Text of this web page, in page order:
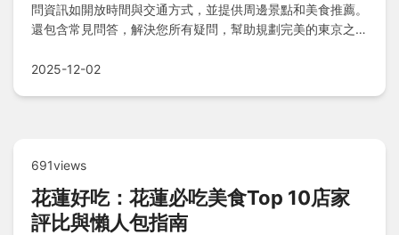
問資訊如開放時間與交通方式，並提供周邊景點和美食推薦。
還包含常見問答，解決您所有疑問，幫助規劃完美的東京之
3000字，確保實用性與真實性。
2025-12-02
691views
花蓮好吃：花蓮必吃美食Top 10店家
評比與懶人包指南